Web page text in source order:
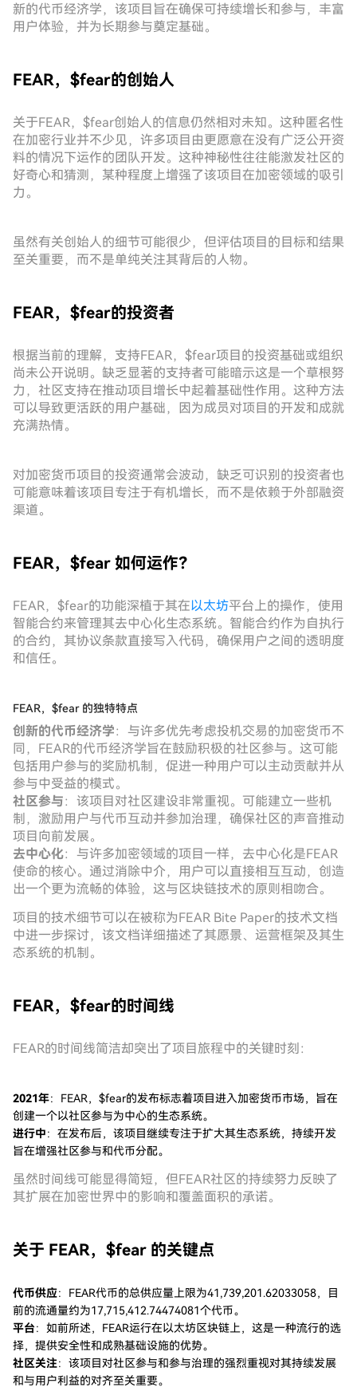
新的代币经济学，该项目旨在确保可持续增长和参与，丰富
用户体验，并为长期参与奠定基础。
FEAR，$fear的创始人
关于FEAR，$fear创始人的信息仍然相对未知。这种匿名性
在加密行业并不少见，许多项目由更愿意在没有广泛公开资
料的情况下运作的团队开发。这种神秘性往往能激发社区的
好奇心和猜测，某种程度上增强了该项目在加密领域的吸引
力。
虽然有关创始人的细节可能很少，但评估项目的目标和结果
至关重要，而不是单纯关注其背后的人物。
FEAR，$fear的投资者
根据当前的理解，支持FEAR，$fear项目的投资基础或组织
尚未公开说明。缺乏显著的支持者可能暗示这是一个草根努
力，社区支持在推动项目增长中起着基础性作用。这种方法
可以导致更活跃的用户基础，因为成员对项目的开发和成就
充满热情。
对加密货币项目的投资通常会波动，缺乏可识别的投资者也
可能意味着该项目专注于有机增长，而不是依赖于外部融资
渠道。
FEAR，$fear 如何运作？
FEAR，$fear的功能深植于其在以太坊平台上的操作，使用
智能合约来管理其去中心化生态系统。智能合约作为自执行
的合约，其协议条款直接写入代码，确保用户之间的透明度
和信任。
FEAR，$fear 的独特特点
创新的代币经济学：与许多优先考虑投机交易的加密货币不
同，FEAR的代币经济学旨在鼓励积极的社区参与。这可能
包括用户参与的奖励机制，促进一种用户可以主动贡献并从
参与中受益的模式。
社区参与：该项目对社区建设非常重视。可能建立一些机
制，激励用户与代币互动并参加治理，确保社区的声音推动
项目向前发展。
去中心化：与许多加密领域的项目一样，去中心化是FEAR
使命的核心。通过消除中介，用户可以直接相互互动，创造
出一个更为流畅的体验，这与区块链技术的原则相吻合。
项目的技术细节可以在被称为FEAR Bite Paper的技术文档
中进一步探讨，该文档详细描述了其愿景、运营框架及其生
态系统的机制。
FEAR，$fear的时间线
FEAR的时间线简洁却突出了项目旅程中的关键时刻：
2021年：FEAR，$fear的发布标志着项目进入加密货币市场，旨在
创建一个以社区参与为中心的生态系统。
进行中：在发布后，该项目继续专注于扩大其生态系统，持续开发
旨在增强社区参与和代币分配。
虽然时间线可能显得简短，但FEAR社区的持续努力反映了
其扩展在加密世界中的影响和覆盖面积的承诺。
关于 FEAR，$fear 的关键点
代币供应：FEAR代币的总供应量上限为41,739,201.62033058，目
前的流通量约为17,715,412.74474081个代币。
平台：如前所述，FEAR运行在以太坊区块链上，这是一种流行的选
择，提供安全性和成熟基础设施的优势。
社区关注：该项目对社区参与和参与治理的强烈重视对其持续发展
和与用户利益的对齐至关重要。